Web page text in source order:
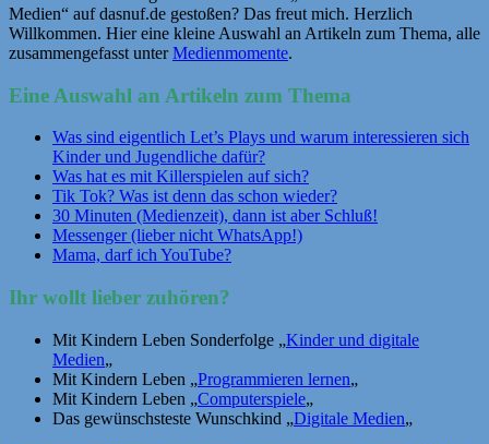
Medien“ auf dasnuf.de gestoßen? Das freut mich. Herzlich
Willkommen. Hier eine kleine Auswahl an Artikeln zum Thema, alle
zusammengefasst unterMedienmomente.
Eine Auswahl an Artikeln zum Thema
Was sind eigentlich Let’s Plays und warum interessieren sich
Kinder und Jugendliche dafür?
Was hat es mit Killerspielen auf sich?
Tik Tok? Was ist denn das schon wieder?
30 Minuten (Medienzeit), dann ist aber Schluß!
Messenger (lieber nicht WhatsApp!)
Mama, darf ich YouTube?
Ihr wollt lieber zuhören?
Mit Kindern Leben Sonderfolge „Kinder und digitale
Medien„
Mit Kindern Leben „Programmieren lernen„
Mit Kindern Leben „Computerspiele„
Das gewünschsteste Wunschkind „Digitale Medien„